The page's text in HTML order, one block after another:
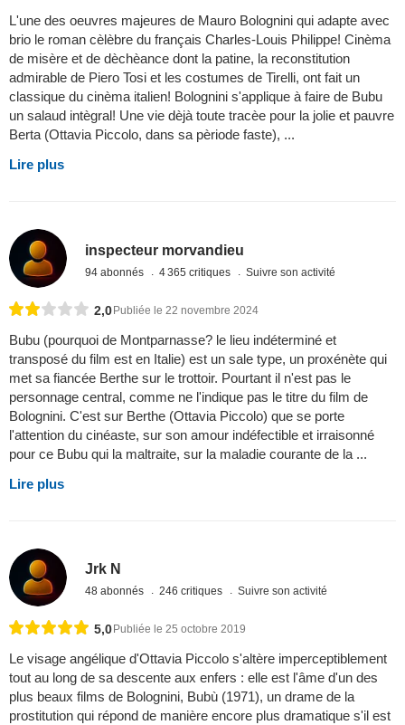
L'une des oeuvres majeures de Mauro Bolognini qui adapte avec
brio le roman cèlèbre du français Charles-Louis Philippe! Cinèma
de misère et de dèchèance dont la patine, la reconstitution
admirable de Piero Tosi et les costumes de Tirelli, ont fait un
classique du cinèma italien! Bolognini s'applique à faire de Bubu
un salaud intègral! Une vie dèjà toute tracèe pour la jolie et pauvre
Berta (Ottavia Piccolo, dans sa pèriode faste), ...
Lire plus
inspecteur morvandieu
94 abonnés 4 365 critiques Suivre son activité
2,0Publiée le 22 novembre 2024
Bubu (pourquoi de Montparnasse? le lieu indéterminé et
transposé du film est en Italie) est un sale type, un proxénète qui
met sa fiancée Berthe sur le trottoir. Pourtant il n'est pas le
personnage central, comme ne l'indique pas le titre du film de
Bolognini. C'est sur Berthe (Ottavia Piccolo) que se porte
l'attention du cinéaste, sur son amour indéfectible et irraisonné
pour ce Bubu qui la maltraite, sur la maladie courante de la ...
Lire plus
Jrk N
48 abonnés 246 critiques Suivre son activité
5,0Publiée le 25 octobre 2019
Le visage angélique d'Ottavia Piccolo s'altère imperceptiblement
tout au long de sa descente aux enfers : elle est l'âme d'un des
plus beaux films de Bolognini, Bubù (1971), un drame de la
prostitution qui répond de manière encore plus dramatique s'il est